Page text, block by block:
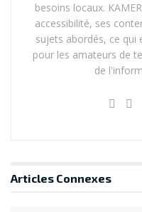
besoins locaux.
accessibilité, ses
sujets abordés, ce qui
pour les amateurs de
de
Articles Connexes